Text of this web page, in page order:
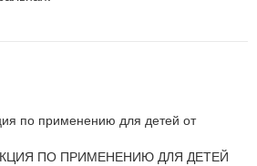
ПО ПРИМЕНЕНИЮ ДЛЯ ДЕТЕЙ